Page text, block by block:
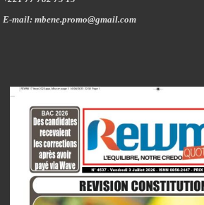
E-mail: mbene.promo@gmail.com